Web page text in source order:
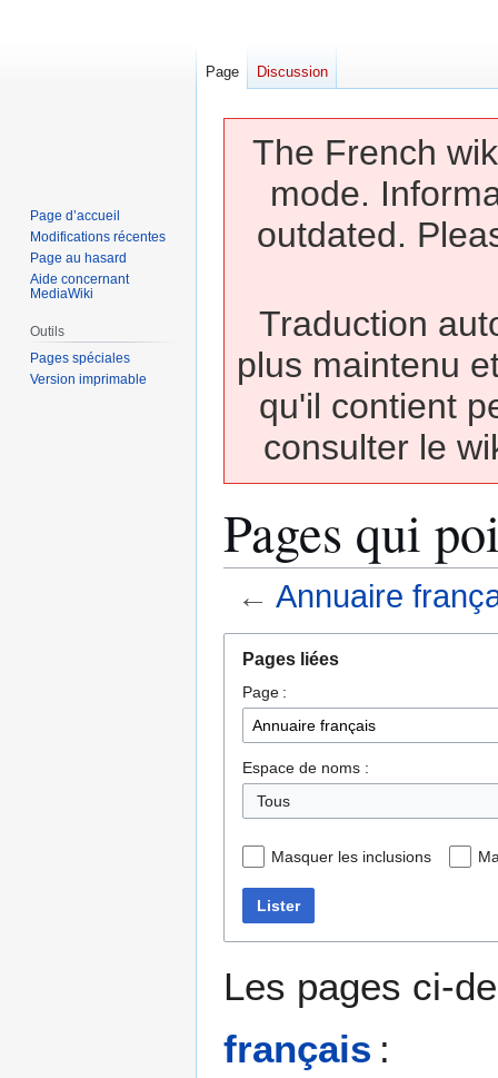
The French
mode.
outdated.
Traduction
plus maintenu
qu'il contient
consulter le
Pages qui
← Annuaire
navigation
recherche
Pages liées
Page :
Espace de noms :
Tous
Masquer les inclusions
Lister
Les pages ci-
français :
Page Discussion
Page d’accueil
Modifications récentes
Page au hasard
Aide concernant
MediaWiki
Outils
Pages spéciales
Version imprimable